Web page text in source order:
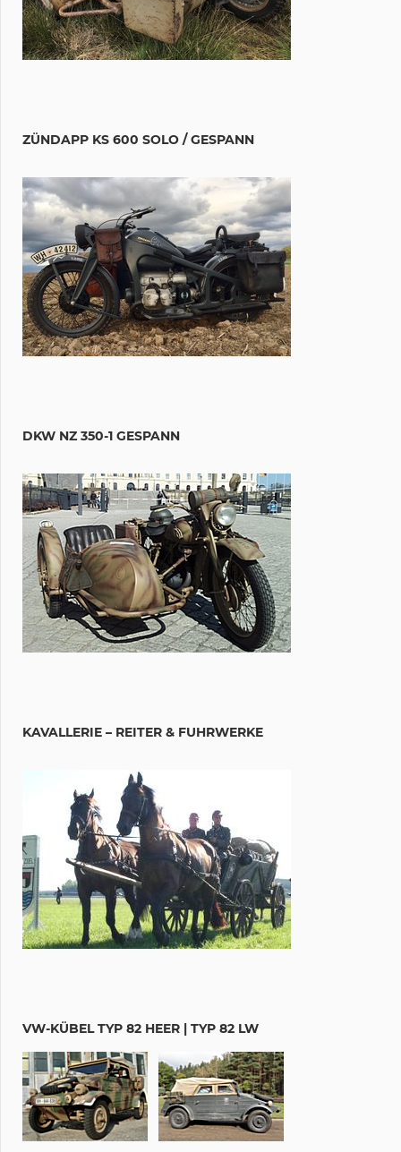
ZÜNDAPP KS 600 SOLO / GESPANN
DKW NZ 350-1 GESPANN
KAVALLERIE – REITER & FUHRWERKE
VW-KÜBEL TYP 82 HEER | TYP 82 LW